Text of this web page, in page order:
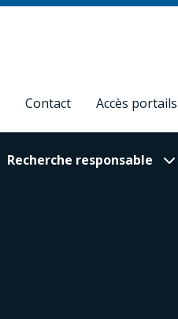
Contact Accès portails
Recherche responsable